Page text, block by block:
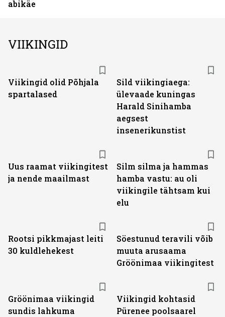
abikäe
VIIKINGID
Viikingid olid Põhjala
spartalased
Sild viikingiaega:
ülevaade kuningas
Harald Sinihamba
aegsest
insenerikunstist
Uus raamat viikingitest
ja nende maailmast
Silm silma ja hammas
hamba vastu: au oli
viikingile tähtsam kui
elu
Rootsi pikkmajast leiti
30 kuldlehekest
Söestunud teravili võib
muuta arusaama
Gröönimaa viikingitest
Gröönimaa viikingid
sundis lahkuma
Viikingid kohtasid
Pürenee poolsaarel